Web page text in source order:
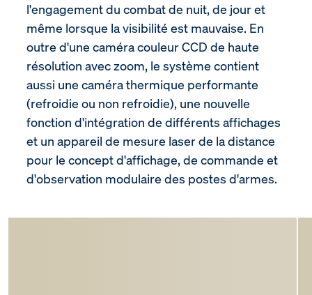
l'engagement du combat de nuit, de jour et
même lorsque la visibilité est mauvaise. En
outre d'une caméra couleur CCD de haute
résolution avec zoom, le système contient
aussi une caméra thermique performante
(refroidie ou non refroidie), une nouvelle
fonction d'intégration de différents affichages
et un appareil de mesure laser de la distance
pour le concept d'affichage, de commande et
d'observation modulaire des postes d'armes.